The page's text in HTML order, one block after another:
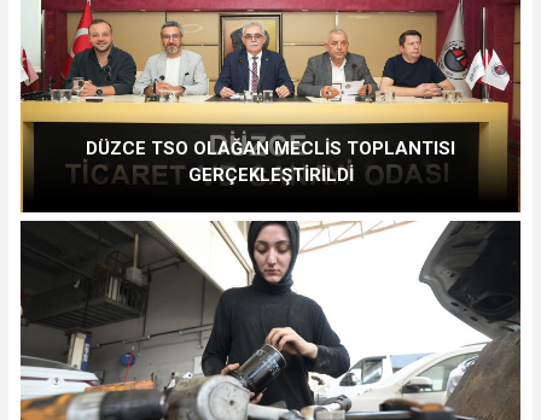
DÜZCE TSO OLAĞAN MECLİS TOPLANTISI
GERÇEKLEŞTİRİLDİ